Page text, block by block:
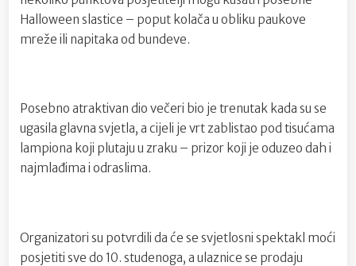
Halloween slastice – poput kolača u obliku paukove
mreže ili napitaka od bundeve.
Posebno atraktivan dio večeri bio je trenutak kada su se
ugasila glavna svjetla, a cijeli je vrt zablistao pod tisućama
lampiona koji plutaju u zraku – prizor koji je oduzeo dah i
najmlađima i odraslima.
Organizatori su potvrdili da će se svjetlosni spektakl moći
posjetiti sve do 10. studenoga, a ulaznice se prodaju